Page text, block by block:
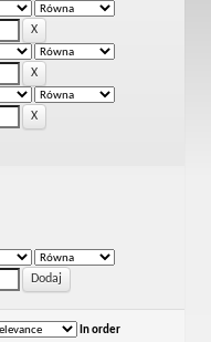
In order